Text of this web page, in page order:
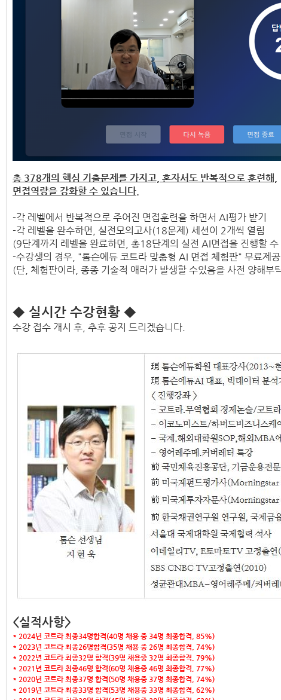
총 378개의 핵심 기출문제를 가지고, 혼자서도 반복적으로 훈련해,
면접역량을 강화할 수 있습니다.
-각 레벨에서 반복적으로 주어진 면접훈련을 하면서 AI평가 받기
-각 레벨을 완수하면, 실전모의고사(18문제) 세션이 2개씩 열림
(9단계까지 레벨을 완료하면, 총18단계의 실전 AI면접을 진행할 수
-수강생의 경우, "톰슨에듀 코트라 맞춤형 AI 면접 체험판" 무료제공
(단, 체험판이라, 종종 기술적 애러가 발생할 수있음을 사전 양해부
◆ 실시간 수강현황 ◆
수강 접수 개시 후, 추후 공지 드리겠습니다.
<실적사항>
* 2024년 코트라 최종34명합격(40명 채용 중 34명 최종합격, 85%)
* 2023년 코트라 최종26명합격(35명 채용 중 26명 최종합격, 74%)
* 2022년 코트라 최종32명 합격(39명 채용중 32명 최종합격, 79%)
* 2021년 코트라 최종46명 합격(60명 채용중 46명 최종합격, 77%)
* 2020년 코트라 최종37명 합격(50명 채용중 37명 최종합격, 74%)
* 2019년 코트라 최종33명 합격(53명 채용중 33명 최종합격, 62%)